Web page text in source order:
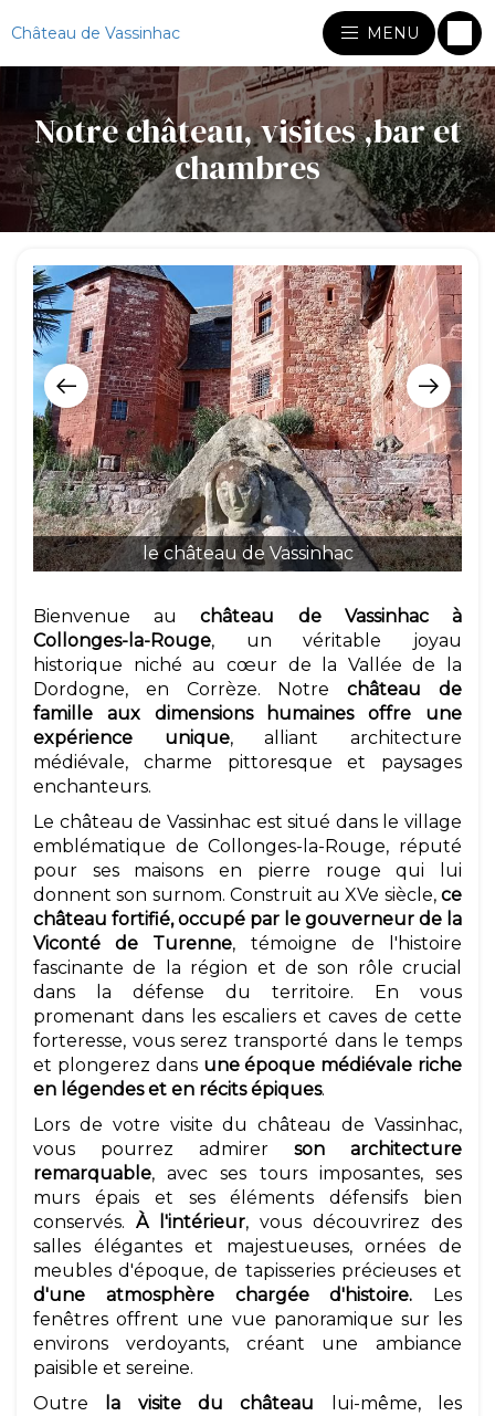
Château de Vassinhac MENU
Notre château, visites ,bar et
chambres
le château de Vassinhac
Bienvenue auchâteau de Vassinhac à
Collonges-la-Rouge, un véritable joyau
historique niché au cœur de la Vallée de la
Dordogne, en Corrèze. Notrechâteau de
famille aux dimensions humaines offre une
expérience unique, alliant architecture
médiévale, charme pittoresque et paysages
enchanteurs.
Le château de Vassinhac est situé dans le village
emblématique de Collonges-la-Rouge, réputé
pour ses maisons en pierre rouge qui lui
donnent son surnom. Construit au XVe siècle, ce
château fortifié, occupé par le gouverneur de la
Viconté de Turenne, témoigne de l'histoire
fascinante de la région et de son rôle crucial
dans la défense du territoire. En vous
promenant dans les escaliers et caves de cette
forteresse, vous serez transporté dans le temps
et plongerez dans une époque médiévale riche
en légendes et en récits épiques.
Lors de votre visite du château de Vassinhac,
vous pourrez admirer son architecture
remarquable, avec ses tours imposantes, ses
murs épais et ses éléments défensifs bien
conservés. À l'intérieur, vous découvrirez des
salles élégantes et majestueuses, ornées de
meubles d'époque, de tapisseries précieuses et
d'une atmosphère chargée d'histoire. Les
fenêtres offrent une vue panoramique sur les
environs verdoyants, créant une ambiance
paisible et sereine.
Outre
la visite du château lui-même, les